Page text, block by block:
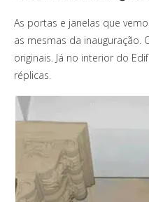
As portas e janelas que
as mesmas da inauguração.
originais. Já no interior do
réplicas.